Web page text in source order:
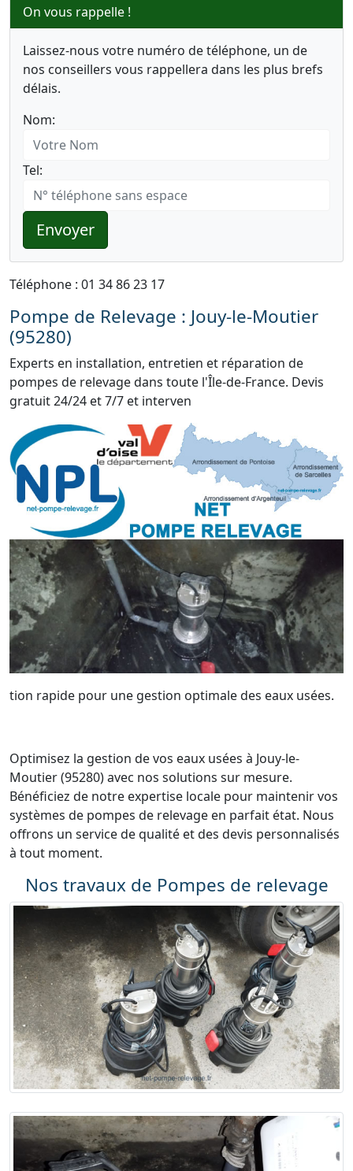
On vous rappelle !
Laissez-nous votre numéro de téléphone, un de
nos conseillers vous rappellera dans les plus brefs
délais.
Nom:
Tel:
Envoyer
Téléphone : 01 34 86 23 17
Pompe de Relevage : Jouy-le-Moutier
(95280)
Experts en installation, entretien et réparation de
pompes de relevage dans toute l'Île-de-France. Devis
gratuit 24/24 et 7/7 et interven
tion rapide pour une gestion optimale des eaux usées.
Optimisez la gestion de vos eaux usées à Jouy-le-
Moutier (95280) avec nos solutions sur mesure.
Bénéficiez de notre expertise locale pour maintenir vos
systèmes de pompes de relevage en parfait état. Nous
offrons un service de qualité et des devis personnalisés
à tout moment.
Nos travaux de Pompes de relevage